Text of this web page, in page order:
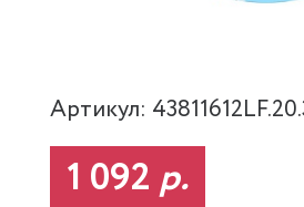
Артикул:
1 092 р.